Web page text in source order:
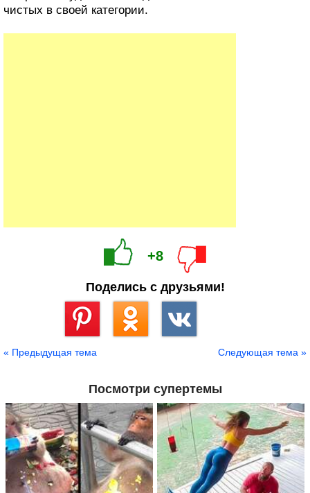
чистых в своей категории.
+8
Поделись с друзьями!
« Предыдущая тема Следующая тема »
Посмотри супертемы